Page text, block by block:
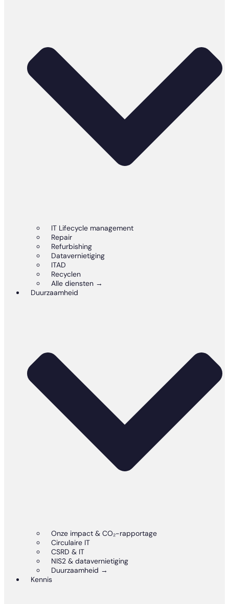
IT Lifecycle management
Repair
Refurbishing
Datavernietiging
ITAD
Recyclen
Alle diensten →
Duurzaamheid
Onze impact & CO₂-rapportage
Circulaire IT
CSRD & IT
NIS2 & datavernietiging
Duurzaamheid →
Kennis